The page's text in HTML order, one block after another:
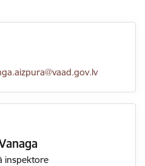
pasts:
inspektore